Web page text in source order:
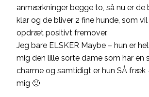
anmærkninger begge to, så nu er de
klar og de bliver 2 fine hunde, som
opdræt positivt fremover.
Jeg bare ELSKER Maybe – hun er
mig den lille sorte dame som har en
charme og samtidigt er hun SÅ fræk
mig 🙂